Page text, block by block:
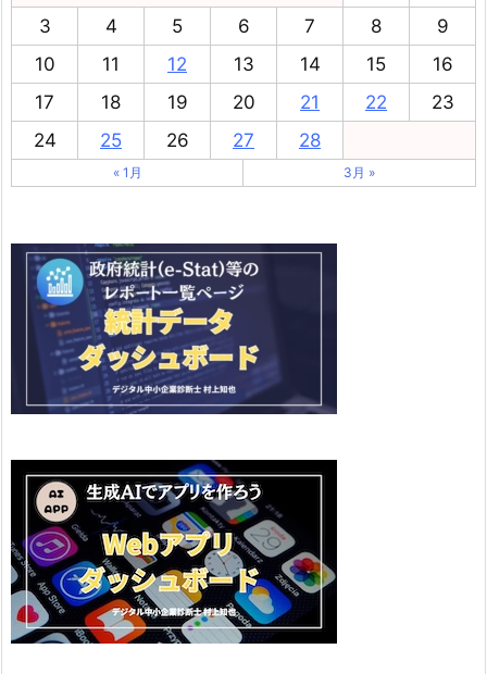
3
4 5 6 7 8
9
10
11 12 13 14 15
16
17
18 19 20 21 22
23
24
25 26 27 28
« 1月 3月 »